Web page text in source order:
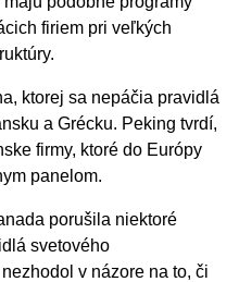
firiem pri veľkých
ktorej sa nepáčia pravidlá
a Grécku. Peking tvrdí,
firmy, ktoré do Európy
panelom.
porušila niektoré
svetového
v názore na to, či